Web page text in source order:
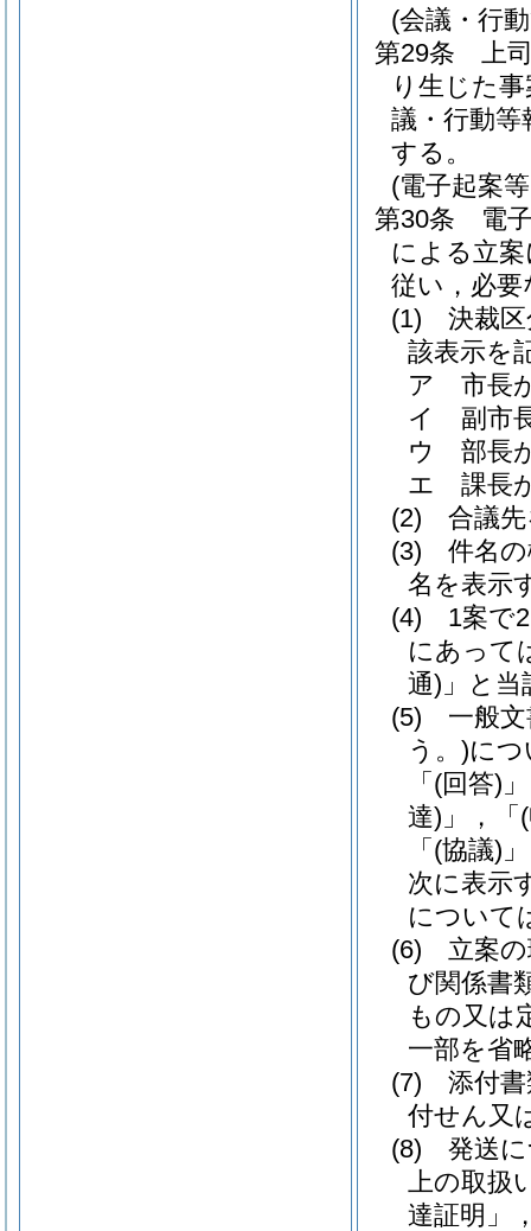
(会議・行
第29条
上
り生じた
議・行動等
する。
(電子起案
第30条
電
による立
従い，必
(1)
決裁
該表示を
ア
市長
イ
副市
ウ
部長
エ
課長
(2)
合議
(3)
件名
名を表示
(4)
1案で
にあって
通) 」と
(5)
一般
う。)につ
「 (回答)
達) 」，「
「 (協議)
次に表示
について
(6)
立案
び関係書
もの又は
一部を省
(7)
添付
付せん又
(8)
発送
上の取扱
達証明」